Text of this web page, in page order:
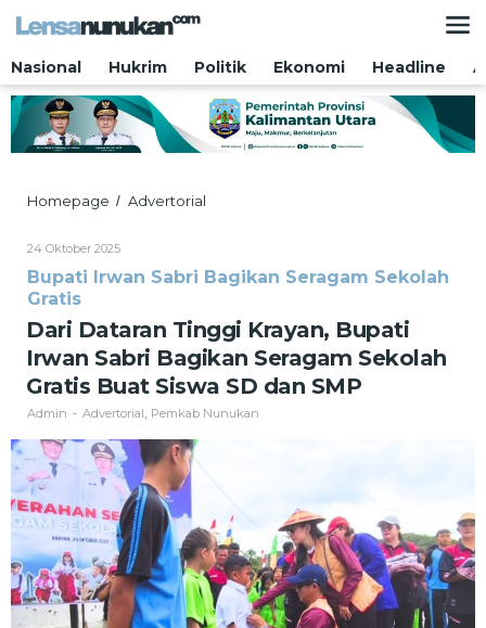
Nasional
Hukrim Politik Ekonomi Headline
Homepage / Advertorial
Bupati
Bagikan
Seragam
Gratis
Buat
24 Oktober 2025Oleh
Bupati Irwan Sabri Bagikan Seragam Sekolah
Gratis
Dari Dataran Tinggi Krayan, Bupati
Irwan Sabri Bagikan Seragam Sekolah
Gratis Buat Siswa SD dan SMP
Admin - Advertorial Pemkab Nunukan